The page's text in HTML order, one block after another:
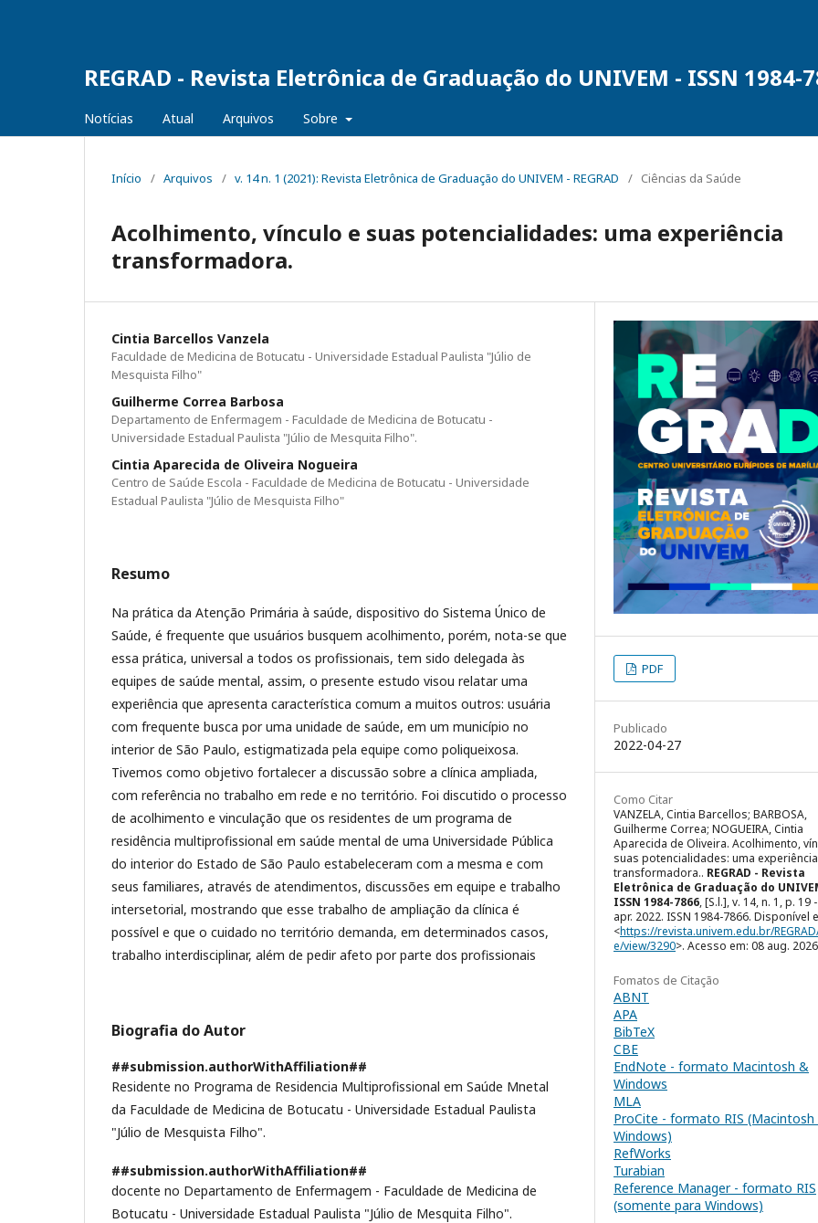
REGRAD - Revista Eletrônica de Graduação do UNIVEM - ISSN 1984-
Notícias Atual Arquivos Sobre
Início / Arquivos / v. 14 n. 1 (2021): Revista Eletrônica de Graduação do UNIVEM - REGRAD / Ciências da Saúde
Acolhimento, vínculo e suas potencialidades: uma experiência
transformadora.
Cintia Barcellos Vanzela
Faculdade de Medicina de Botucatu - Universidade Estadual Paulista "Júlio de
Mesquista Filho"
Guilherme Correa Barbosa
Departamento de Enfermagem - Faculdade de Medicina de Botucatu -
Universidade Estadual Paulista "Júlio de Mesquita Filho".
Cintia Aparecida de Oliveira Nogueira
Centro de Saúde Escola - Faculdade de Medicina de Botucatu - Universidade
Estadual Paulista "Júlio de Mesquista Filho"
Resumo
Na prática da Atenção Primária à saúde, dispositivo do Sistema Único de
Saúde, é frequente que usuários busquem acolhimento, porém, nota-se que
essa prática, universal a todos os profissionais, tem sido delegada às
equipes de saúde mental, assim, o presente estudo visou relatar uma
experiência que apresenta característica comum a muitos outros: usuária
com frequente busca por uma unidade de saúde, em um município no
interior de São Paulo, estigmatizada pela equipe como poliqueixosa.
Tivemos como objetivo fortalecer a discussão sobre a clínica ampliada,
com referência no trabalho em rede e no território. Foi discutido o processo
de acolhimento e vinculação que os residentes de um programa de
residência multiprofissional em saúde mental de uma Universidade Pública
do interior do Estado de São Paulo estabeleceram com a mesma e com
seus familiares, através de atendimentos, discussões em equipe e trabalho
intersetorial, mostrando que esse trabalho de ampliação da clínica é
possível e que o cuidado no território demanda, em determinados casos,
trabalho interdisciplinar, além de pedir afeto por parte dos profissionais
Biografia do Autor
##submission.authorWithAffiliation##
Residente no Programa de Residencia Multiprofissional em Saúde Mnetal
da Faculdade de Medicina de Botucatu - Universidade Estadual Paulista
"Júlio de Mesquista Filho".
##submission.authorWithAffiliation##
docente no Departamento de Enfermagem - Faculdade de Medicina de
Botucatu - Universidade Estadual Paulista "Júlio de Mesquita Filho".
PDF
Publicado
2022-04-27
Como Citar
VANZELA, Cintia Barcellos; BARBOSA,
Guilherme Correa; NOGUEIRA, Cintia
Aparecida de Oliveira. Acolhimento,
suas potencialidades: uma experiência
transformadora.. REGRAD - Revista
Eletrônica de Graduação do
ISSN 1984-7866, [S.l.], v. 14, n. 1, p. 19
apr. 2022. ISSN 1984-7866. Disponível
<https://revista.univem.edu.br/
e/view/3290>. Acesso em: 08 aug.
Fomatos de Citação
ABNT
APA
BibTeX
CBE
EndNote - formato Macintosh &
Windows
MLA
ProCite - formato RIS
Windows)
RefWorks
Turabian
Reference Manager - formato RIS
(somente para Windows)